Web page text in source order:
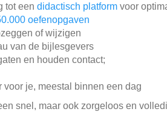
tot een didactisch platform voor
oefenopgaven
of wijzigen
van de bijlesgevers
en houden contact;
je, meestal binnen een dag
snel, maar ook zorgeloos en